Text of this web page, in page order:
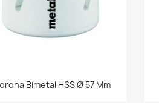
Vista rápida
Bimetal HSS Ø 57 Mm